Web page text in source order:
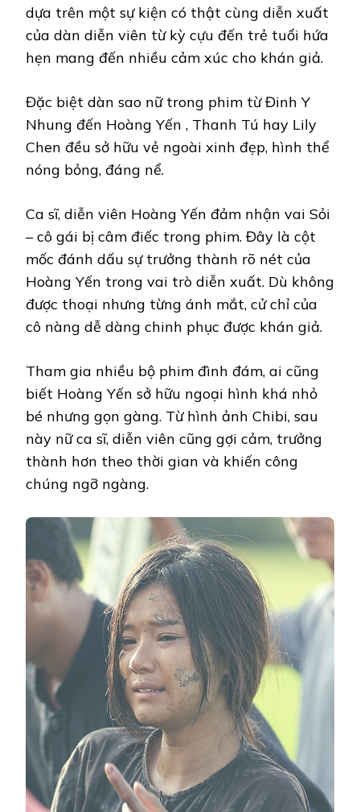
dựa trên một sự kiện có thật cùng diễn xuất
của dàn diễn viên từ kỳ cựu đến trẻ tuổi hứa
hẹn mang đến nhiều cảm xúc cho khán giả.
Đặc biệt dàn sao nữ trong phim từ Đinh Y
Nhung đến Hoàng Yến , Thanh Tú hay Lily
Chen đều sở hữu vẻ ngoài xinh đẹp, hình thể
nóng bỏng, đáng nể.
Ca sĩ, diễn viên Hoàng Yến đảm nhận vai Sỏi
– cô gái bị câm điếc trong phim. Đây là cột
mốc đánh dấu sự trưởng thành rõ nét của
Hoàng Yến trong vai trò diễn xuất. Dù không
được thoại nhưng từng ánh mắt, cử chỉ của
cô nàng dễ dàng chinh phục được khán giả.
Tham gia nhiều bộ phim đình đám, ai cũng
biết Hoàng Yến sở hữu ngoại hình khá nhỏ
bé nhưng gọn gàng. Từ hình ảnh Chibi, sau
này nữ ca sĩ, diễn viên cũng gợi cảm, trưởng
thành hơn theo thời gian và khiến công
chúng ngỡ ngàng.